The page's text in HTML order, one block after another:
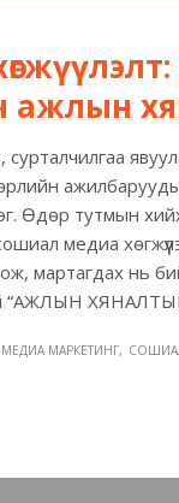
ажлын
Өдөр тутмын
медиа
мартагдах нь
“АЖЛЫН
МАРКЕТИНГ